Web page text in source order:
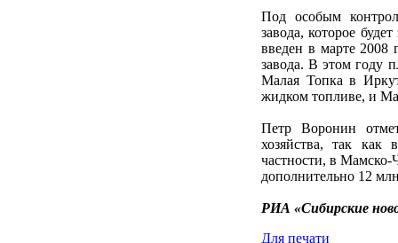
Под особым
завода, которое
введен в марте 2008
завода. В этом году
Малая Топка в
жидком топливе, и
Петр Воронин
хозяйства, так как
частности, в Мамско-
дополнительно 12
РИА «Сибирские
Для печати